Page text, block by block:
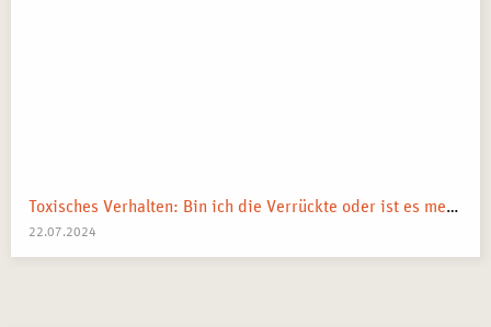
Toxisches Verhalten: Bin ich die Verrückte oder ist es mein Umfeld?
22.07.2024